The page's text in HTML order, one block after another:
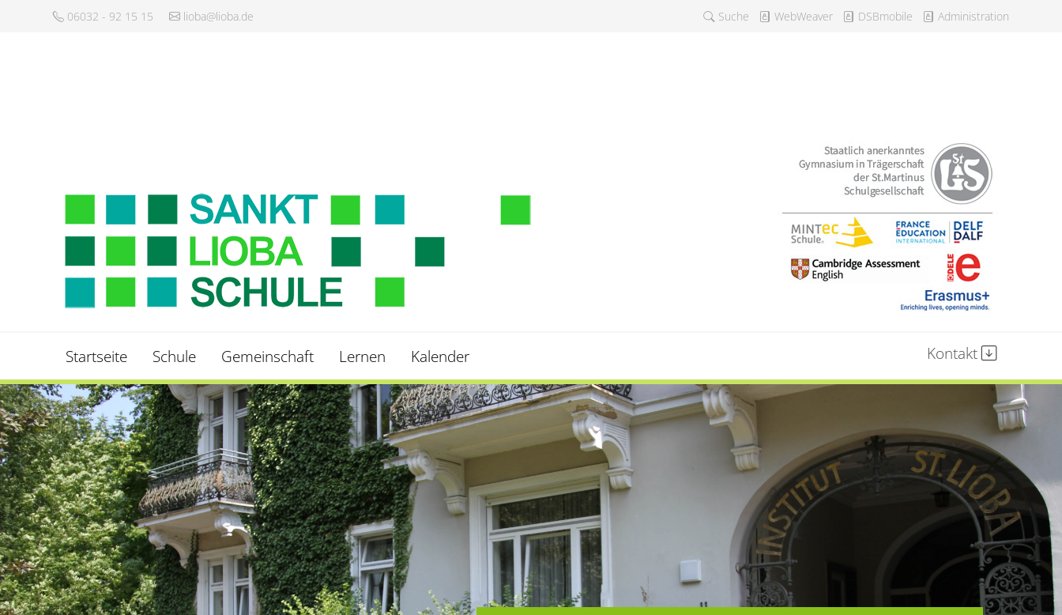
06032 - 92 15 15 lioba@lioba.de Suche WebWeaver DSBmobile Administration
Startseite Schule Gemeinschaft Lernen Kalender Kontakt